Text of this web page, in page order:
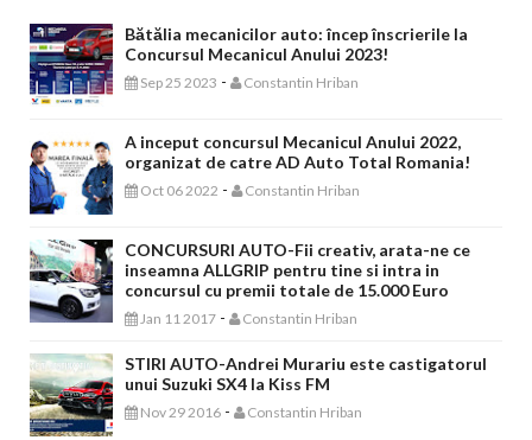
Bătălia mecanicilor auto: încep înscrierile la
Concursul Mecanicul Anului 2023!
Sep 25 2023 - Constantin Hriban
A inceput concursul Mecanicul Anului 2022,
organizat de catre AD Auto Total Romania!
Oct 06 2022 - Constantin Hriban
CONCURSURI AUTO-Fii creativ, arata-ne ce
inseamna ALLGRIP pentru tine si intra in
concursul cu premii totale de 15.000 Euro
Jan 11 2017 - Constantin Hriban
STIRI AUTO-Andrei Murariu este castigatorul
unui Suzuki SX4 la Kiss FM
Nov 29 2016 - Constantin Hriban